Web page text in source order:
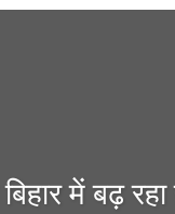
में बढ़ रहा